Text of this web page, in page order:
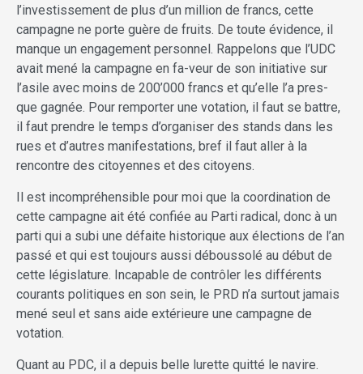
l’investissement de plus d’un million de francs, cette
campagne ne porte guère de fruits. De toute évidence, il
manque un engagement personnel. Rappelons que l’UDC
avait mené la campagne en fa-veur de son initiative sur
l’asile avec moins de 200’000 francs et qu’elle l’a pres-
que gagnée. Pour remporter une votation, il faut se battre,
il faut prendre le temps d’organiser des stands dans les
rues et d’autres manifestations, bref il faut aller à la
rencontre des citoyennes et des citoyens.
Il est incompréhensible pour moi que la coordination de
cette campagne ait été confiée au Parti radical, donc à un
parti qui a subi une défaite historique aux élections de l’an
passé et qui est toujours aussi déboussolé au début de
cette législature. Incapable de contrôler les différents
courants politiques en son sein, le PRD n’a surtout jamais
mené seul et sans aide extérieure une campagne de
votation.
Quant au PDC, il a depuis belle lurette quitté le navire.